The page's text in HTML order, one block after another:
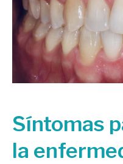
Síntomas
la